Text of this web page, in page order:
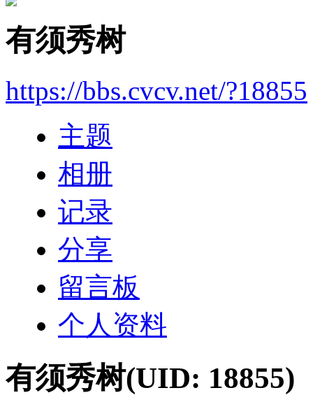
有须秀树
https://bbs.cvcv.net/?18855
主题
相册
记录
分享
留言板
个人资料
有须秀树(UID: 18855)